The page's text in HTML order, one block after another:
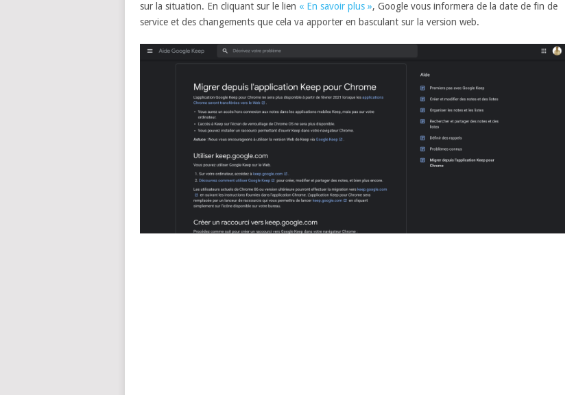
sur la situation. En cliquant sur le lien « En savoir plus », Google vous informera de la date de fin de
service et des changements que cela va apporter en basculant sur la version web.